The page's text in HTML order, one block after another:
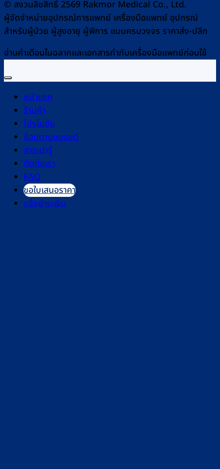
© สงวนลิขสิทธิ์ 2569 Rakmor Medical Co., Ltd.
ผู้จัดจำหน่ายอุปกรณ์การแพทย์ เครื่องมือแพทย์ อุปกรณ์
สำหรับผู้ป่วย ผู้สูงอายุ ผู้พิการ แบบครบวงจร ราคาส่ง-ปลีก
อ่านคำเตือนในฉลากและเอกสารกำกับเครื่องมือแพทย์ก่อนใช้
หน้าแรก
ร้านค้า
โปรโมชัน
ช้อปตามแบรนด์
สาระน่ารู้
ติดต่อเรา
FAQ
ขอใบเสนอราคา
แจ้งชำระเงิน